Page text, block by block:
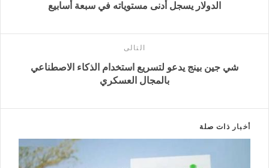
الدولار يسجل أدنى مستوياته في سبعة أسابيع
التالى
شي جين بينج يدعو لتسريع استخدام الذكاء الاصطناعي
بالمجال العسكري
أخبار ذات صلة